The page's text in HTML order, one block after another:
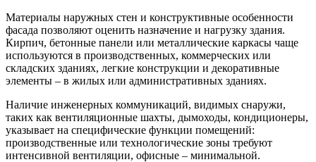
Материалы наружных стен и конструктивные особенности
фасада позволяют оценить назначение и нагрузку здания.
Кирпич, бетонные панели или металлические каркасы чаще
используются в производственных, коммерческих или
складских зданиях, легкие конструкции и декоративные
элементы – в жилых или административных зданиях.
Наличие инженерных коммуникаций, видимых снаружи,
таких как вентиляционные шахты, дымоходы, кондиционеры,
указывает на специфические функции помещений:
производственные или технологические зоны требуют
интенсивной вентиляции, офисные – минимальной.